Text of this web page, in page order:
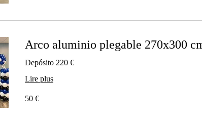
Arco aluminio plegable 270x300
Depósito 220 €
Lire plus
euros
50 €